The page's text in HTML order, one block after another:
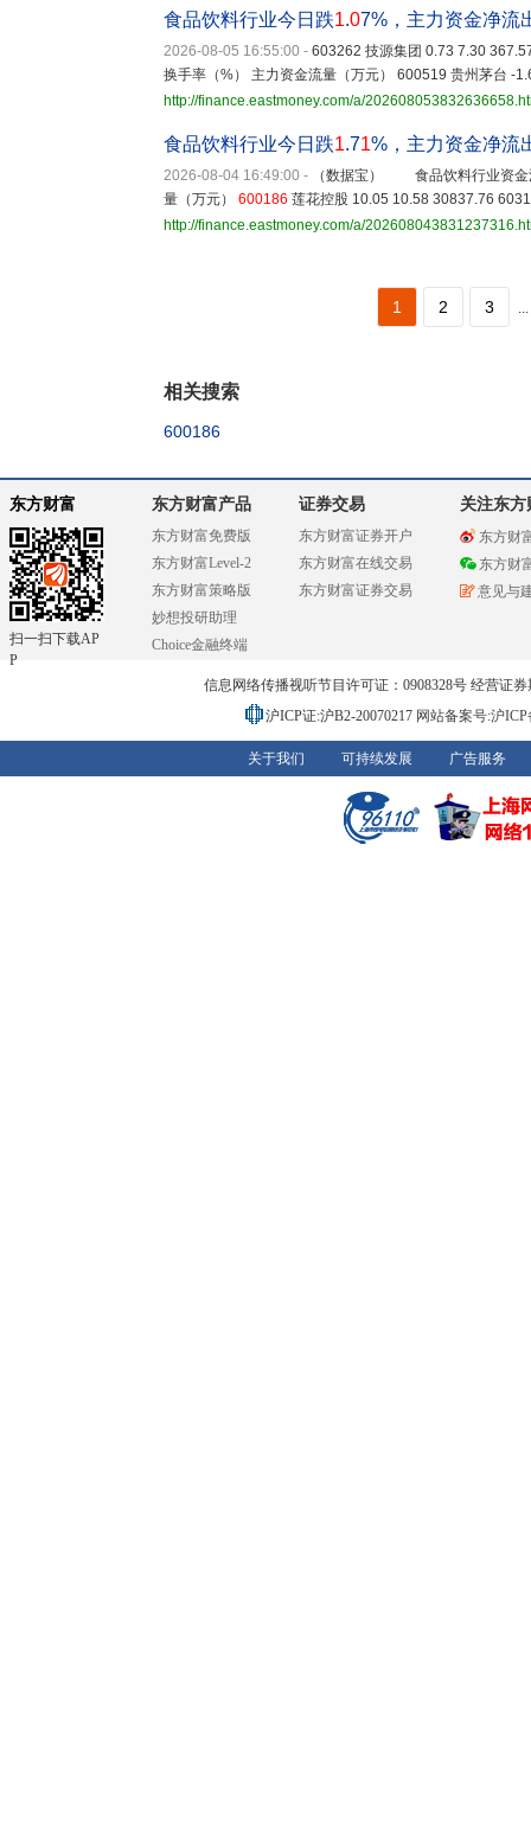
食品饮料行业今日跌1.07%，主力资金净流
2026-08-05 16:55:00 - 603262 技源集团 0.73 7.30
换手率（%） 主力资金流量（万元） 600519 贵州茅台
http://finance.eastmoney.com/a/
食品饮料行业今日跌1.71%，主力资金净流
2026-08-04 16:49:00 -
（数据宝） 食品饮料行业资金
量（万元） 600186 莲花控股 10.05 10.58 30837.76
http://finance.eastmoney.com/a/
1 2 3 ...
相关搜索
600186
东方财富
扫一扫下载AP
P
东方财富产品
东方财富免费版
东方财富Level-2
东方财富策略版
妙想投研助理
Choice金融终端
证券交易
东方财富证券开户
东方财富在线交易
东方财富证券交易
关注东方
东方财
东方财
意见与
信息网络传播视听节目许可证：0908328号 经营证
沪ICP证:沪B2-20070217 网站备案号:沪
关于我们 可持续发展 广告服务